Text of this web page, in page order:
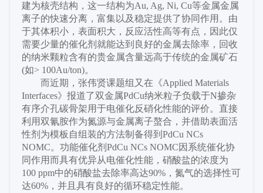
建为核壳结构，这一结构为Au, Ag, Ni, Cu等金属金属
离子的快速分离，富集以及稳定提供了协同作用。由
于其体积小，表面积大，反应活性高等有点，因此仅
需要少量的催化剂就能达到良好的金属去除率，回收
的纳米颗粒含有的贵金属含量远高于传统的金属矿石
(如> 100Au/ton)。
而近期，张伟贤课题组又在《Applied Materials
Interfaces》报道了双金属PdCu纳米粒子负载于N掺杂
有序介孔碳骨架用于电催化反硝化性能的评价。直接
利用双氰胺作为氮源与金属离子螯合，并借助表面活
性剂为模板自组装的方法制备得到PdCu NCs
NOMC。功能催化剂PdCu NCs NOMC因系统催化协
同作用而具有优异从电催化性能，硝酸盐的浓度为
100 ppm中的硝酸盐去除率高达90%，氮气的选择性可
达60%，并且具有良好的循环稳定性能。